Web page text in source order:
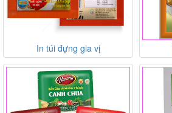
In túi đựng gia vị